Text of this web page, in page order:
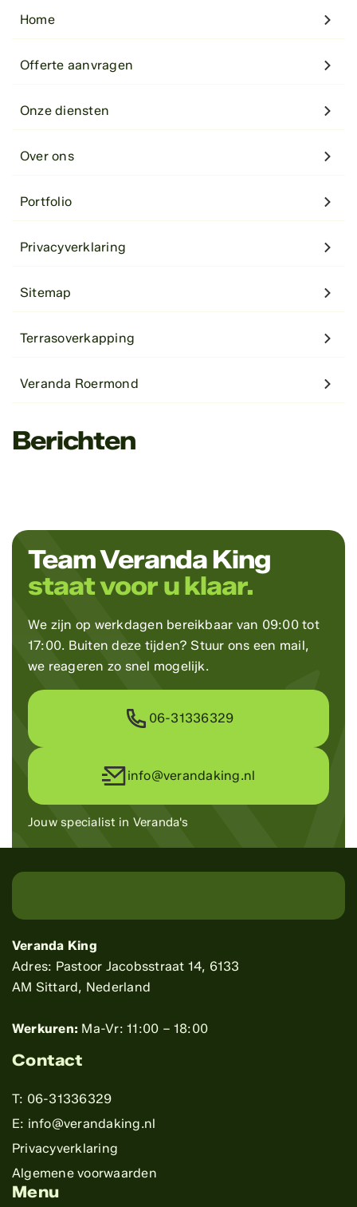
Home
Offerte aanvragen
Onze diensten
Over ons
Portfolio
Privacyverklaring
Sitemap
Terrasoverkapping
Veranda Roermond
Berichten
Team Veranda King
staat voor u klaar.
We zijn op werkdagen bereikbaar van 09:00 tot
17:00. Buiten deze tijden? Stuur ons een mail,
we reageren zo snel mogelijk.
06-31336329
info@verandaking.nl
Jouw specialist in Veranda's
Veranda King
Adres: Pastoor Jacobsstraat 14, 6133
AM Sittard, Nederland
Werkuren: Ma-Vr: 11:00 – 18:00
Contact
T: 06-31336329
E: info@verandaking.nl
Privacyverklaring
Algemene voorwaarden
Menu